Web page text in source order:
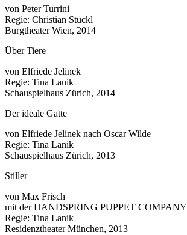
von Peter Turrini
Regie: Christian Stückl
Burgtheater Wien, 2014
Über Tiere
von Elfriede Jelinek
Regie: Tina Lanik
Schauspielhaus Zürich, 2014
Der ideale Gatte
von Elfriede Jelinek nach Oscar Wilde
Regie: Tina Lanik
Schauspielhaus Zürich, 2013
Stiller
von Max Frisch
mit der HANDSPRING PUPPET COMPANY
Regie: Tina Lanik
Residenztheater München, 2013